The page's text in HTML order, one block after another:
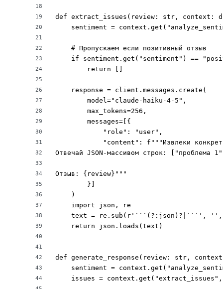
18
19
20
21
22
23
24
25
26
27
28
29
30
31
32
33
34
35
36
37
38
39
40
41
42
43
44
def extract_issues(review: str,
sentiment =
    # Пропускаем если позитивный отзыв
if sentiment.get("sentiment") ==
        return []
    response = client.messages.create(
        model="claude-haiku-4-5",
        max_tokens=256,
        messages=[{
            "role": "user",
"content": f"""Извлеки
Отвечай JSON-массивом строк: ["проблема
Отзыв: {review}"""
        }]
    )
    import json, re
text = re.sub(r'```(?:json)?|```',
    return json.loads(text)
def generate_response(review: str,
sentiment =
issues =